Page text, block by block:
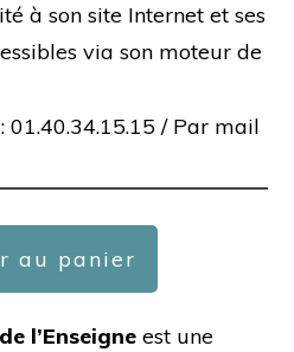
à son site Internet et ses
via son moteur de
01.40.34.15.15 / Par mail
au panier
l’Enseigne est une